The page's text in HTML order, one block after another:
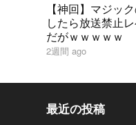
【神回】マジッ
したら放送禁止
だがｗｗｗｗｗ
2週間 ago
最近の投稿